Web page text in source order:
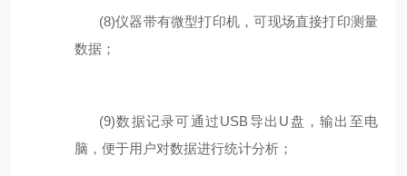
(8)仪器带有微型打印机，可现场直接打印测量
数据；
(9)数据记录可通过USB导出 U盘 ，输出至电
脑，便于用户对数据进行统计分析；